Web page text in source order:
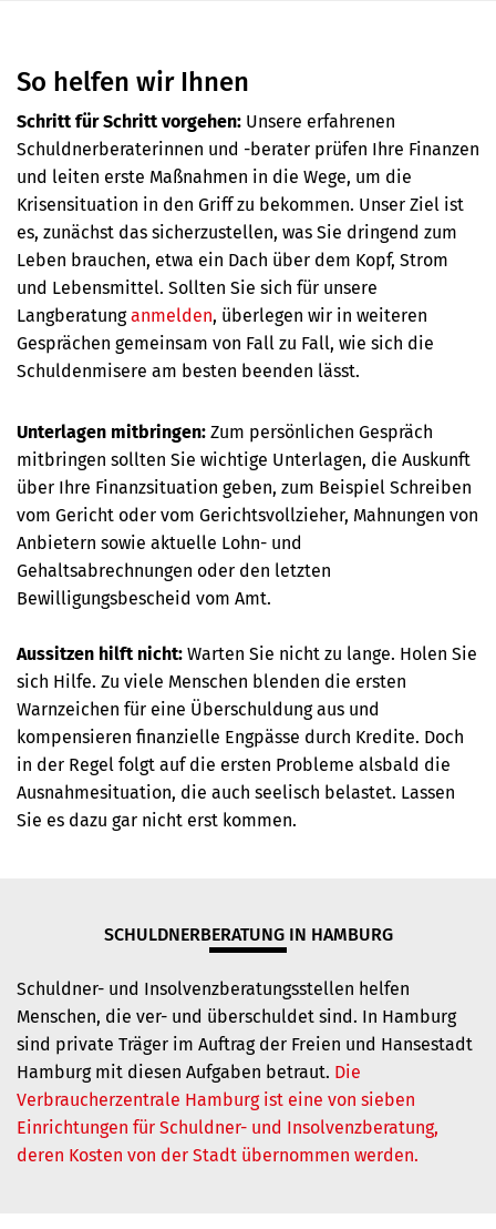
So helfen wir Ihnen
Schritt für Schritt vorgehen: Unsere erfahrenen
Schuldnerberaterinnen und -berater prüfen Ihre Finanzen
und leiten erste Maßnahmen in die Wege, um die
Krisensituation in den Griff zu bekommen. Unser Ziel ist
es, zunächst das sicherzustellen, was Sie dringend zum
Leben brauchen, etwa ein Dach über dem Kopf, Strom
und Lebensmittel. Sollten Sie sich für unsere
Langberatunganmelden, überlegen wir in weiteren
Gesprächen gemeinsam von Fall zu Fall, wie sich die
Schuldenmisere am besten beenden lässt.
Unterlagen mitbringen: Zum persönlichen Gespräch
mitbringen sollten Sie wichtige Unterlagen, die Auskunft
über Ihre Finanzsituation geben, zum Beispiel Schreiben
vom Gericht oder vom Gerichtsvollzieher, Mahnungen von
Anbietern sowie aktuelle Lohn- und
Gehaltsabrechnungen oder den letzten
Bewilligungsbescheid vom Amt.
Aussitzen hilft nicht: Warten Sie nicht zu lange. Holen Sie
sich Hilfe. Zu viele Menschen blenden die ersten
Warnzeichen für eine Überschuldung aus und
kompensieren finanzielle Engpässe durch Kredite. Doch
in der Regel folgt auf die ersten Probleme alsbald die
Ausnahmesituation, die auch seelisch belastet. Lassen
Sie es dazu gar nicht erst kommen.
SCHULDNERBERATUNG IN HAMBURG
Schuldner- und Insolvenzberatungsstellen helfen
Menschen, die ver- und überschuldet sind. In Hamburg
sind private Träger im Auftrag der Freien und Hansestadt
Hamburg mit diesen Aufgaben betraut. Die
Verbraucherzentrale Hamburg ist eine von sieben
Einrichtungen für Schuldner- und Insolvenzberatung,
deren Kosten von der Stadt übernommen werden.